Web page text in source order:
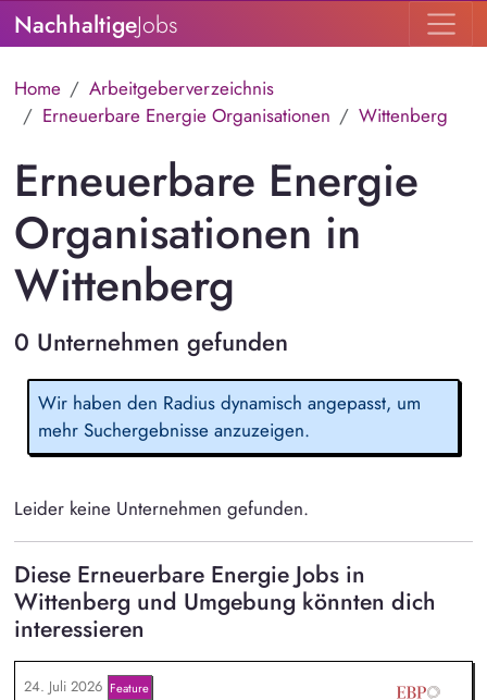
NachhaltigeJobs
Home
Arbeitgeberverzeichnis
Erneuerbare Energie Organisationen
Wittenberg
Erneuerbare Energie
Organisationen in
Wittenberg
0 Unternehmen gefunden
Wir haben den Radius dynamisch angepasst, um
mehr Suchergebnisse anzuzeigen.
Leider keine Unternehmen gefunden.
Diese Erneuerbare Energie Jobs in
Wittenberg und Umgebung könnten dich
interessieren
24. Juli 2026 Feature